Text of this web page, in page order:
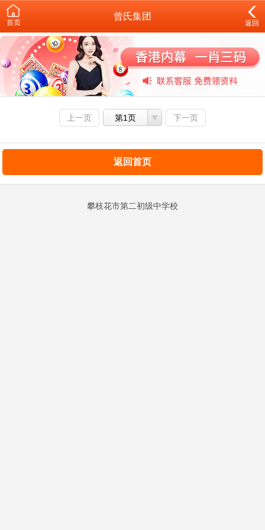
首页
曾氏集团
返回
上一页 第1页 下一页
返回首页
攀枝花市第二初级中学校